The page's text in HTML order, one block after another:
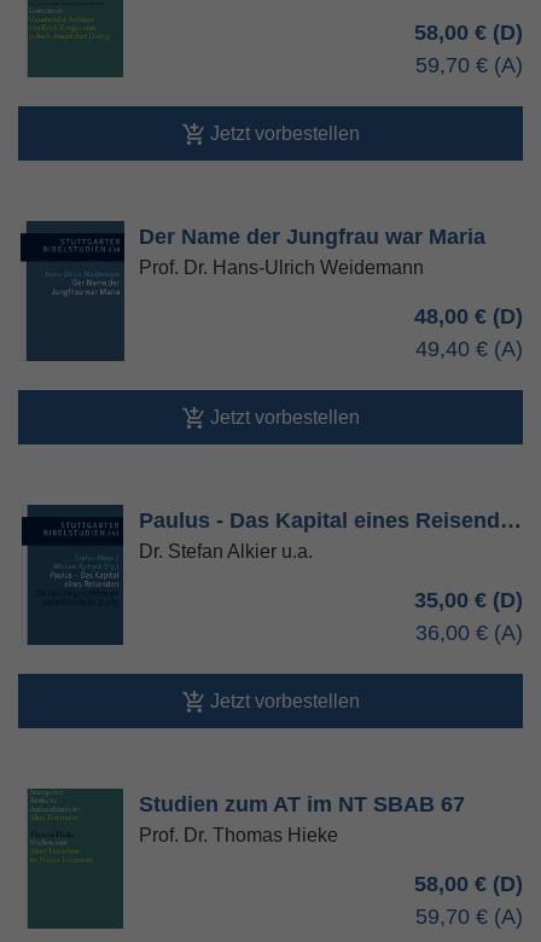
58,00 €
59,70 €
Jetzt vorbestellen
Der Name der Jungfrau war Maria
Prof. Dr. Hans-Ulrich Weidemann
48,00 €
49,40 €
Jetzt vorbestellen
Paulus - Das Kapital eines Reisend…
Dr. Stefan Alkier u.a.
35,00 €
36,00 €
Jetzt vorbestellen
Studien zum AT im NT SBAB 67
Prof. Dr. Thomas Hieke
58,00 €
59,70 €